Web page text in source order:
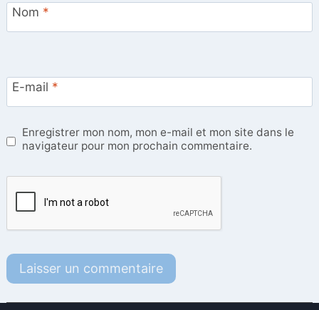
Nom *
E-mail *
Enregistrer mon nom, mon e-mail et mon site dans le
navigateur pour mon prochain commentaire.